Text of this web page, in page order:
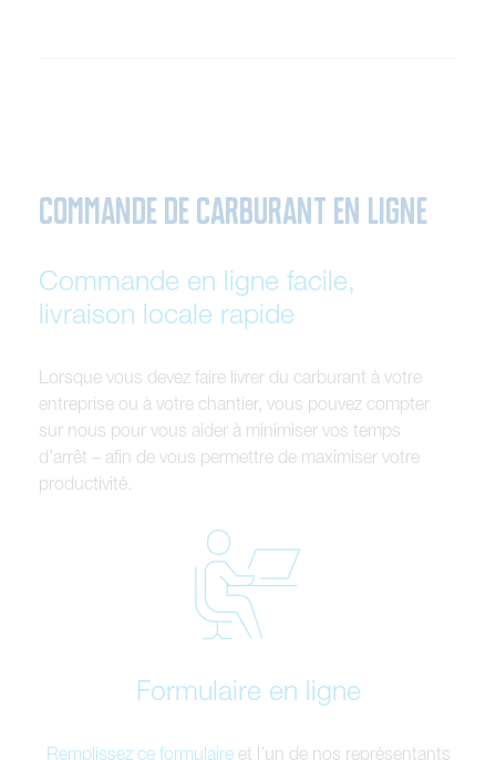
COMMANDE DE CARBURANT EN LIGNE
Commande en ligne facile,
livraison locale rapide
Lorsque vous devez faire livrer du carburant à votre
entreprise ou à votre chantier, vous pouvez compter
sur nous pour vous aider à minimiser vos temps
d’arrêt – afin de vous permettre de maximiser votre
productivité.
Formulaire en ligne
Remplissez ce formulaireet l’un de nos représentants